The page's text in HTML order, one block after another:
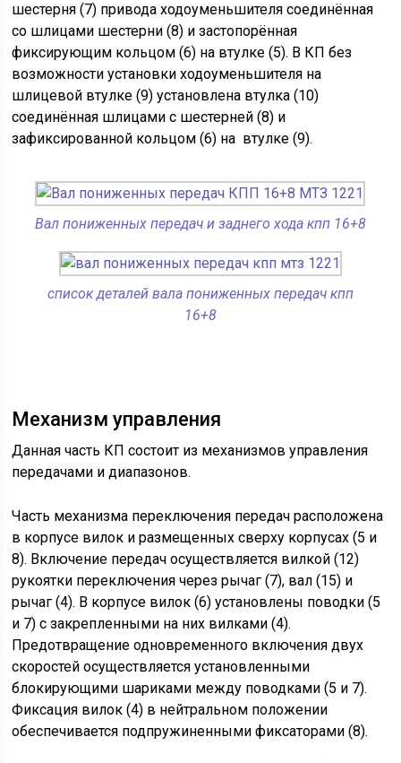
шестерня (7) привода ходоуменьшителя соединённая
со шлицами шестерни (8) и застопорённая
фиксирующим кольцом (6) на втулке (5). В КП без
возможности установки ходоуменьшителя на
шлицевой втулке (9) установлена втулка (10)
соединённая шлицами с шестерней (8) и
зафиксированной кольцом (6) на втулке (9).
Вал пониженных передач и заднего хода кпп 16+8
список деталей вала пониженных передач кпп
16+8
Механизм управления
Данная часть КП состоит из механизмов управления
передачами и диапазонов.
Часть механизма переключения передач расположена
в корпусе вилок и размещенных сверху корпусах (5 и
8). Включение передач осуществляется вилкой (12)
рукоятки переключения через рычаг (7), вал (15) и
рычаг (4). В корпусе вилок (6) установлены поводки (5
и 7) с закрепленными на них вилками (4).
Предотвращение одновременного включения двух
скоростей осуществляется установленными
блокирующими шариками между поводками (5 и 7).
Фиксация вилок (4) в нейтральном положении
обеспечивается подпружиненными фиксаторами (8).